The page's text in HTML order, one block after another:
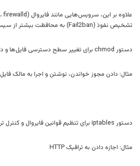
تشخیص نفوذ (Fail2ban) به محافظت بیشتر از سیستم کمک می‌کنند.
دستور chmod برای تغییر سطح دسترسی فایل‌ها و دایرکتوری‌ها استفاده می‌شود.
مثال: دادن مجوز خواندن، نوشتن و اجرا به مالک فایل
دستور iptables برای تنظیم قوانین فایروال و کنترل ترافیک شبکه استفاده می‌شود.
مثال: اجازه دادن به ترافیک HTTP